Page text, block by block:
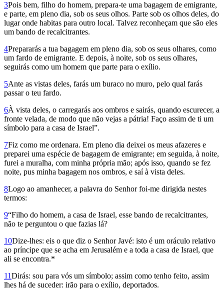
3Pois bem, filho do homem, prepara-te uma bagagem de emigrante,
e parte, em pleno dia, sob os seus olhos. Parte sob os olhos deles, do
lugar onde habitas para outro local. Talvez reconheçam que são eles
um bando de recalcitrantes.
4Prepararás a tua bagagem em pleno dia, sob os seus olhares, como
um fardo de emigrante. E depois, à noite, sob os seus olhares,
seguirás como um homem que parte para o exílio.
5Ante as vistas deles, farás um buraco no muro, pelo qual farás
passar o teu fardo.
6À vista deles, o carregarás aos ombros e sairás, quando escurecer, a
fronte velada, de modo que não vejas a pátria! Faço assim de ti um
símbolo para a casa de Israel”.
7Fiz como me ordenara. Em pleno dia deixei os meus afazeres e
preparei uma espécie de bagagem de emigrante; em seguida, à noite,
furei a muralha, com minha própria mão; após isso, quando se fez
noite, pus minha bagagem nos ombros, e saí à vista deles.
8Logo ao amanhecer, a palavra do Senhor foi-me dirigida nestes
termos:
9“Filho do homem, a casa de Israel, esse bando de recalcitrantes,
não te perguntou o que fazias lá?
10Dize-lhes: eis o que diz o Senhor Javé: isto é um oráculo relativo
ao príncipe que se acha em Jerusalém e a toda a casa de Israel, que
ali se encontra.*
11Dirás: sou para vós um símbolo; assim como tenho feito, assim
lhes há de suceder: irão para o exílio, deportados.